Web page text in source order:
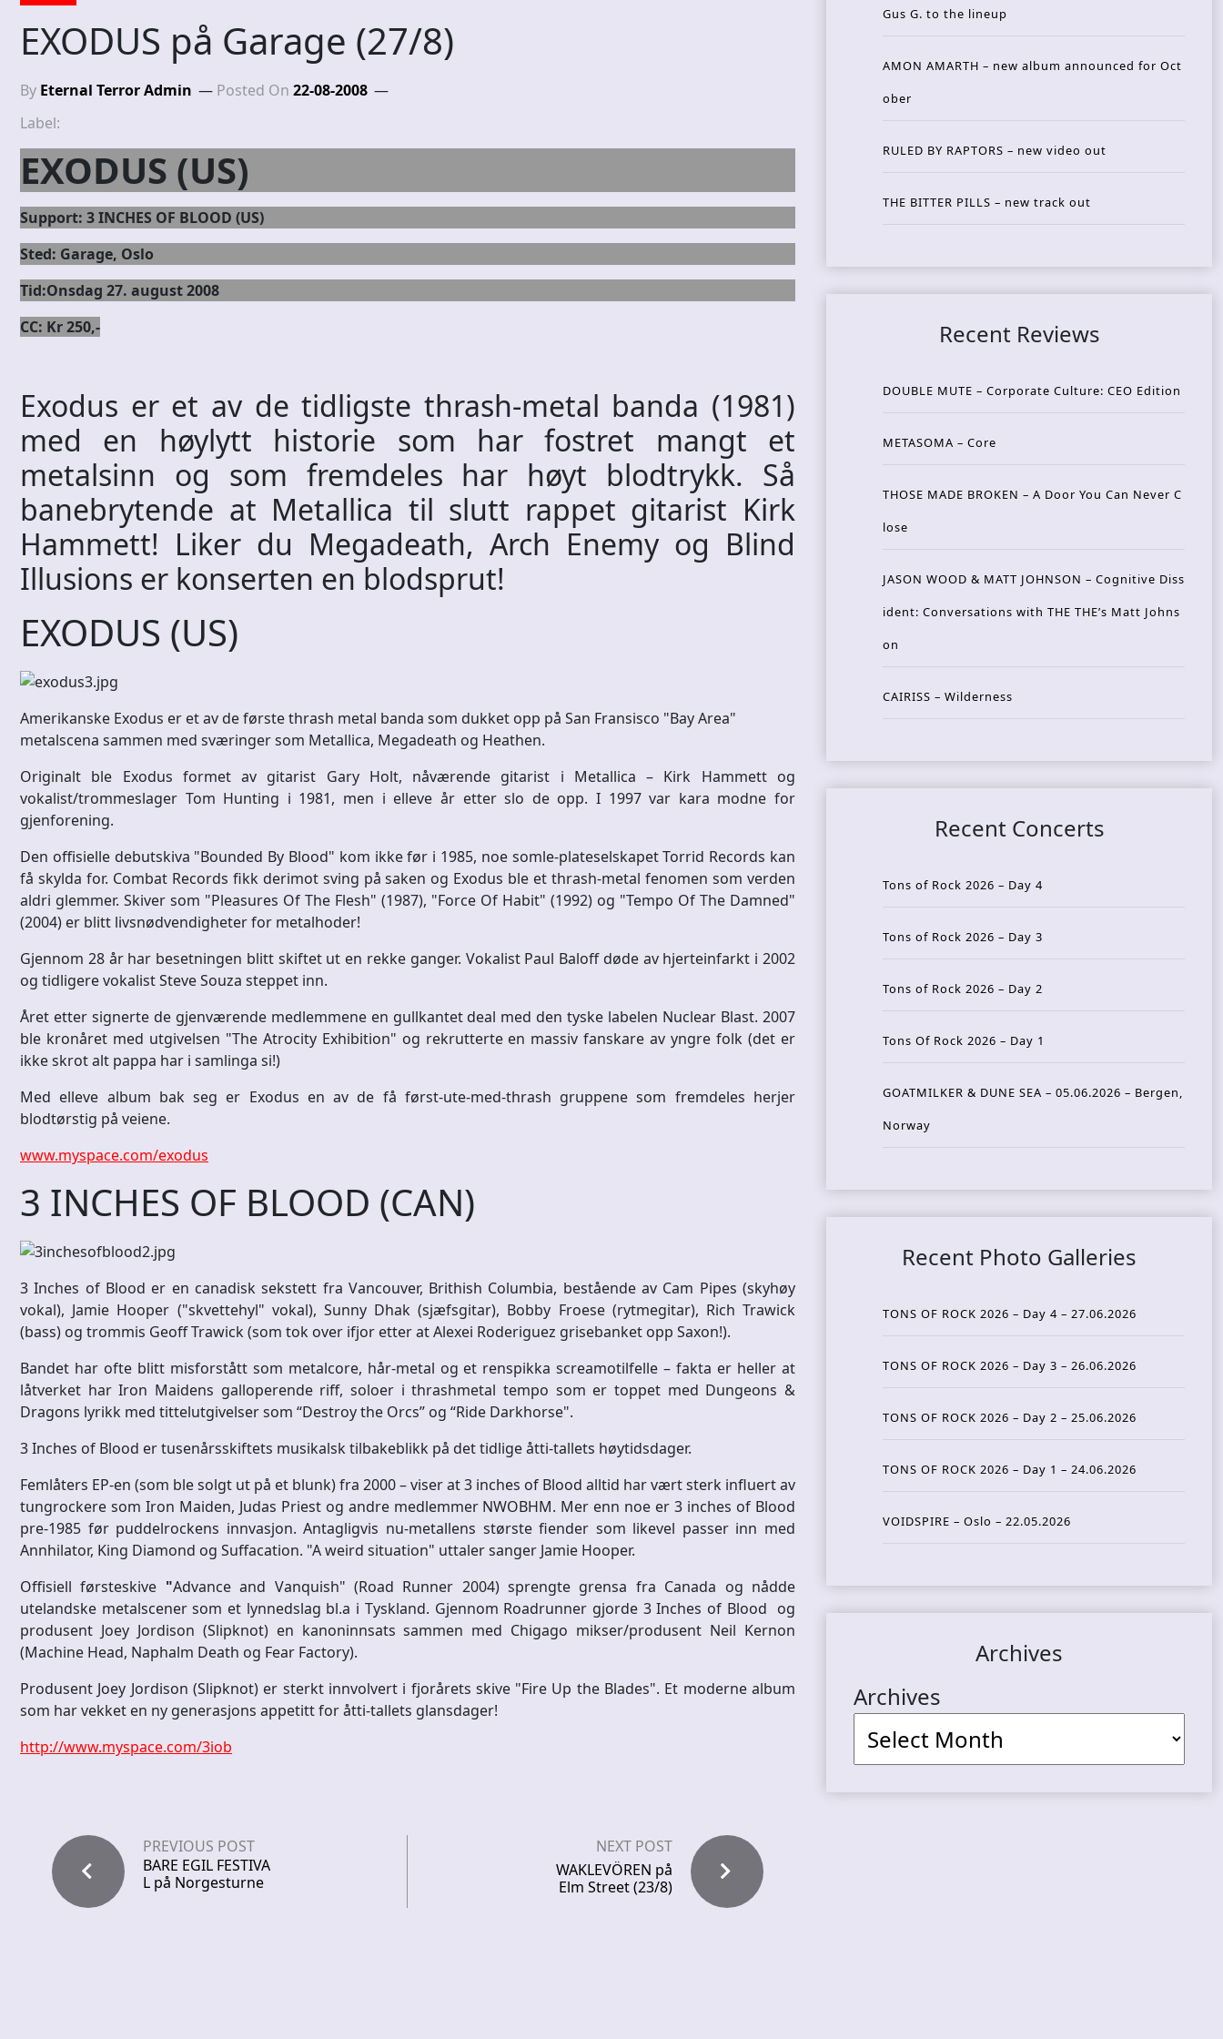
EXODUS på Garage (27/8)
By Eternal Terror Admin Posted On 22-08-2008
Label:
EXODUS (US)
Support: 3 INCHES OF BLOOD (US)
Sted: Garage, Oslo
Tid:Onsdag 27. august 2008
CC: Kr 250,-
Exodus er et av de tidligste thrash-metal banda (1981)
med en høylytt historie som har fostret mangt et
metalsinn og som fremdeles har høyt blodtrykk. Så
banebrytende at Metallica til slutt rappet gitarist Kirk
Hammett! Liker du Megadeath, Arch Enemy og Blind
Illusions er konserten en blodsprut!
EXODUS (US)
Amerikanske Exodus er et av de første thrash metal banda som dukket opp på San Fransisco "Bay Area"
metalscena sammen med sværinger som Metallica, Megadeath og Heathen.
Originalt ble Exodus formet av gitarist Gary Holt, nåværende gitarist i Metallica – Kirk Hammett og
vokalist/trommeslager Tom Hunting i 1981, men i elleve år etter slo de opp. I 1997 var kara modne for
gjenforening.
Den offisielle debutskiva "Bounded By Blood" kom ikke før i 1985, noe somle-plateselskapet Torrid Records kan
få skylda for. Combat Records fikk derimot sving på saken og Exodus ble et thrash-metal fenomen som verden
aldri glemmer. Skiver som "Pleasures Of The Flesh" (1987), "Force Of Habit" (1992) og "Tempo Of The Damned"
(2004) er blitt livsnødvendigheter for metalhoder!
Gjennom 28 år har besetningen blitt skiftet ut en rekke ganger. Vokalist Paul Baloff døde av hjerteinfarkt i 2002
og tidligere vokalist Steve Souza steppet inn.
Året etter signerte de gjenværende medlemmene en gullkantet deal med den tyske labelen Nuclear Blast. 2007
ble kronåret med utgivelsen "The Atrocity Exhibition" og rekrutterte en massiv fanskare av yngre folk (det er
ikke skrot alt pappa har i samlinga si!)
Med elleve album bak seg er Exodus en av de få først-ute-med-thrash gruppene som fremdeles herjer
blodtørstig på veiene.
www.myspace.com/exodus
3 INCHES OF BLOOD (CAN)
3 Inches of Blood er en canadisk sekstett fra Vancouver, Brithish Columbia, bestående av Cam Pipes (skyhøy
vokal), Jamie Hooper ("skvettehyl" vokal), Sunny Dhak (sjæfsgitar), Bobby Froese (rytmegitar), Rich Trawick
(bass) og trommis Geoff Trawick (som tok over ifjor etter at Alexei Roderiguez grisebanket opp Saxon!).
Bandet har ofte blitt misforstått som metalcore, hår-metal og et renspikka screamotilfelle – fakta er heller at
låtverket har Iron Maidens galloperende riff, soloer i thrashmetal tempo som er toppet med Dungeons &
Dragons lyrikk med tittelutgivelser som “Destroy the Orcs” og “Ride Darkhorse".
3 Inches of Blood er tusenårsskiftets musikalsk tilbakeblikk på det tidlige åtti-tallets høytidsdager.
Femlåters EP-en (som ble solgt ut på et blunk) fra 2000 – viser at 3 inches of Blood alltid har vært sterk influert av
tungrockere som Iron Maiden, Judas Priest og andre medlemmer NWOBHM. Mer enn noe er 3 inches of Blood
pre-1985 før puddelrockens innvasjon. Antagligvis nu-metallens største fiender som likevel passer inn med
Annhilator, King Diamond og Suffacation. "A weird situation" uttaler sanger Jamie Hooper.
Offisiell førsteskive "Advance and Vanquish" (Road Runner 2004) sprengte grensa fra Canada og nådde
utelandske metalscener som et lynnedslag bl.a i Tyskland. Gjennom Roadrunner gjorde 3 Inches of Blood og
produsent Joey Jordison (Slipknot) en kanoninnsats sammen med Chigago mikser/produsent Neil Kernon
(Machine Head, Naphalm Death og Fear Factory).
Produsent Joey Jordison (Slipknot) er sterkt innvolvert i fjorårets skive "Fire Up the Blades". Et moderne album
som har vekket en ny generasjons appetitt for åtti-tallets glansdager!
http://www.myspace.com/3iob
PREVIOUS POST
BARE EGIL FESTIVA
L på Norgesturne
NEXT POST
WAKLEVÖREN på
Elm Street (23/8)
Gus G. to the lineup
AMON AMARTH – new album announced for Oct
ober
RULED BY RAPTORS – new video out
THE BITTER PILLS – new track out
Recent Reviews
DOUBLE MUTE – Corporate Culture: CEO Edition
METASOMA – Core
THOSE MADE BROKEN – A Door You Can Never C
lose
JASON WOOD & MATT JOHNSON – Cognitive Diss
ident: Conversations with THE THE’s Matt Johns
on
CAIRISS – Wilderness
Recent Concerts
Tons of Rock 2026 – Day 4
Tons of Rock 2026 – Day 3
Tons of Rock 2026 – Day 2
Tons Of Rock 2026 – Day 1
GOATMILKER & DUNE SEA – 05.06.2026 – Bergen,
Norway
Recent Photo Galleries
TONS OF ROCK 2026 – Day 4 – 27.06.2026
TONS OF ROCK 2026 – Day 3 – 26.06.2026
TONS OF ROCK 2026 – Day 2 – 25.06.2026
TONS OF ROCK 2026 – Day 1 – 24.06.2026
VOIDSPIRE – Oslo – 22.05.2026
Archives
Archives